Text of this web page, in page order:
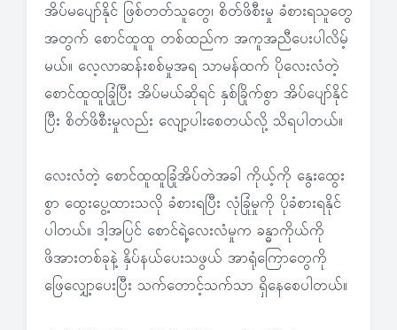
အိပ်မပျော်နိုင် ဖြစ်တတ်သူတွေ၊ စိတ်ဖိစီးမှု ခံစားရသူတွေ
အတွက် စောင်ထူထူ တစ်ထည်က အကူအညီပေးပါလိမ့်
မယ်။ လေ့လာဆန်းစစ်မှုအရ သာမန်ထက် ပိုလေးလံတဲ့
စောင်ထူထူခြုံပြီး အိပ်မယ်ဆိုရင် နှစ်ခြိုက်စွာ အိပ်ပျော်နိုင်
ပြီး စိတ်ဖိစီးမှုလည်း လျော့ပါးစေတယ်လို့ သိရပါတယ်။
လေးလံတဲ့ စောင်ထူထူခြုံအိပ်တဲအခါ ကိုယ့်ကို နွေးထွေး
စွာ ထွေးပွေ့ထားသလို ခံစားရပြီး လုံခြုံမှုကို ပိုခံစားရနိုင်
ပါတယ်။ ဒါ့အပြင် စောင်ရဲ့လေးလံမှုက ခန္ဓာကိုယ်ကို
ဖိအားတစ်ခုနဲ့ နှိပ်နယ်ပေးသဖွယ် အာရုံကြောတွေကို
ဖြေလျှော့ပေးပြီး သက်တောင့်သက်သာ ရှိနေစေပါတယ်။